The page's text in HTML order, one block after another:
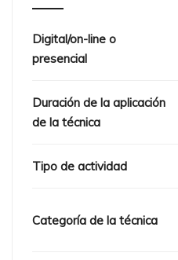
Digital/on-line o
presencial
Duración de la aplicación
de la técnica
Tipo de actividad
Categoría de la técnica